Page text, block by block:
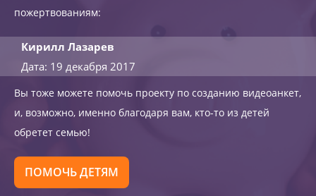
пожертвованиям:
Кирилл Лазарев
Дата: 19 декабря 2017
Вы тоже можете помочь проекту по созданию видеоанкет,
и, возможно, именно благодаря вам, кто-то из детей
обретет семью!
ПОМОЧЬ ДЕТЯМ